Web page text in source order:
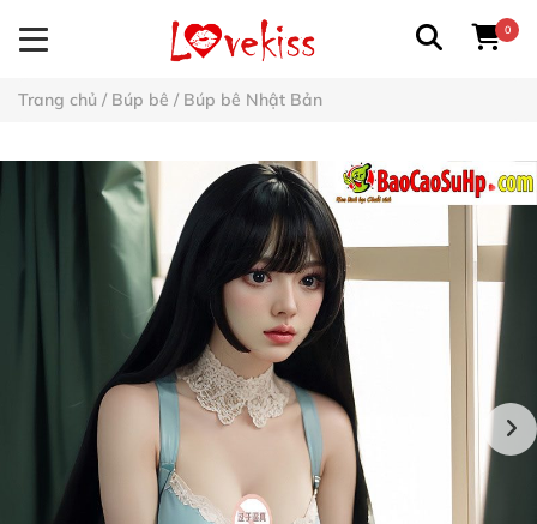
0
Trang chủ / Búp bê / Búp bê Nhật Bản